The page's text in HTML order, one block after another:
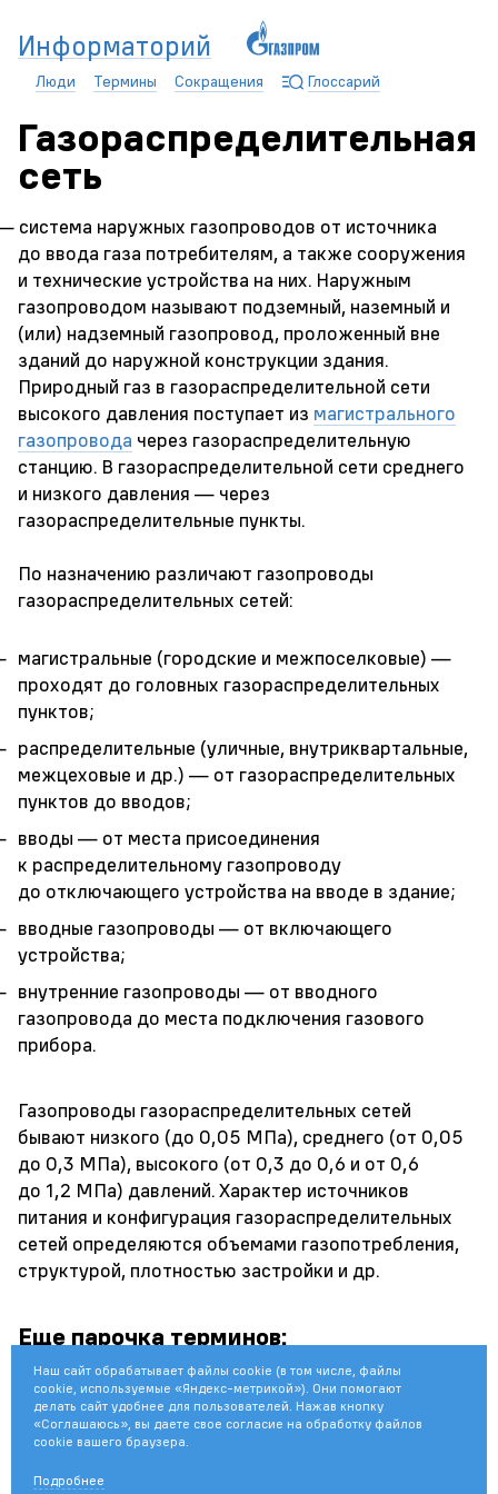
Информаторий
Люди Термины Сокращения Глоссарий
Газораспределительная
сеть
система наружных газопроводов от источника
до ввода газа потребителям, а также сооружения
и технические устройства на них. Наружным
газопроводом называют подземный, наземный и
(или) надземный газопровод, проложенный вне
зданий до наружной конструкции здания.
Природный газ в газораспределительной сети
высокого давления поступает из магистрального
газопровода через газораспределительную
станцию. В газораспределительной сети среднего
и низкого давления — через
газораспределительные пункты.
По назначению различают газопроводы
газораспределительных сетей:
магистральные (городские и межпоселковые) —
проходят до головных газораспределительных
пунктов;
распределительные (уличные, внутриквартальные,
межцеховые и др.) — от газораспределительных
пунктов до вводов;
вводы — от места присоединения
к распределительному газопроводу
до отключающего устройства на вводе в здание;
вводные газопроводы — от включающего
устройства;
внутренние газопроводы — от вводного
газопровода до места подключения газового
прибора.
Газопроводы газораспределительных сетей
бывают низкого (до 0,05 МПа), среднего (от 0,05
до 0,3 МПа), высокого (от 0,3 до 0,6 и от 0,6
до 1,2 МПа) давлений. Характер источников
питания и конфигурация газораспределительных
сетей определяются объемами газопотребления,
структурой, плотностью застройки и др.
Еще парочка терминов:
Гелий (He),
Главная фаза газообразования (ГФГ)
Аэрокосмический мониторинг почв
Наш сайт обрабатывает файлы cookie (в том числе, файлы
cookie, используемые «Яндекс-метрикой»). Они помогают
делать сайт удобнее для пользователей. Нажав кнопку
«Соглашаюсь», вы даете свое согласие на обработку файлов
cookie вашего браузера.
Подробнее